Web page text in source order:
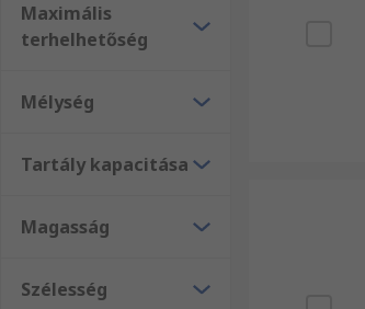
Maximális
terhelhetőség
Mélység
Tartály kapacitása
Magasság
Szélesség